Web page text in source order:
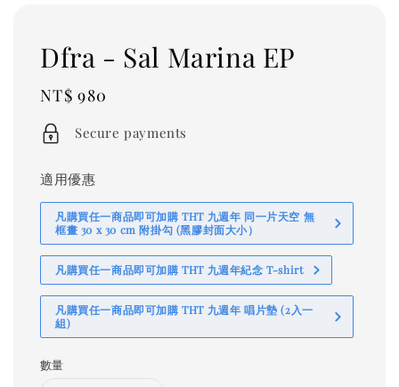
Dfra - Sal Marina EP
Regular
price
NT$ 980
Secure payments
適用優惠
凡購買任一商品即可加購 THT 九週年 同一片天空 無
框畫 30 x 30 cm 附掛勾 (黑膠封面大小）
凡購買任一商品即可加購 THT 九週年紀念 T-shirt
凡購買任一商品即可加購 THT 九週年 唱片墊 (2入一
組)
數量